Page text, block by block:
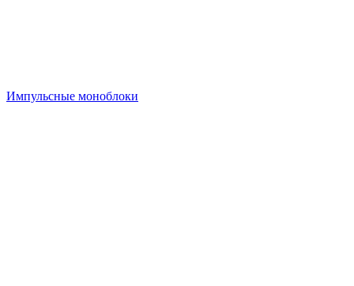
Импульсные моноблоки